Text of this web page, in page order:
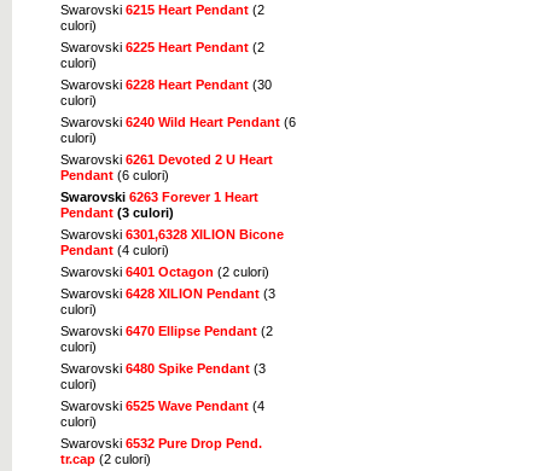
Swarovski 6215 Heart Pendant (2
culori)
Swarovski 6225 Heart Pendant (2
culori)
Swarovski 6228 Heart Pendant (30
culori)
Swarovski 6240 Wild Heart Pendant (6
culori)
Swarovski 6261 Devoted 2 U Heart
Pendant (6 culori)
Swarovski 6263 Forever 1 Heart
Pendant (3 culori)
Swarovski 6301,6328 XILION Bicone
Pendant (4 culori)
Swarovski 6401 Octagon (2 culori)
Swarovski 6428 XILION Pendant (3
culori)
Swarovski 6470 Ellipse Pendant (2
culori)
Swarovski 6480 Spike Pendant (3
culori)
Swarovski 6525 Wave Pendant (4
culori)
Swarovski 6532 Pure Drop Pend.
tr.cap (2 culori)